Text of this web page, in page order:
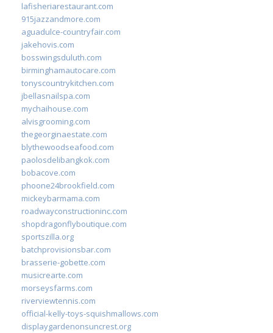
lafisheriarestaurant.com
915jazzandmore.com
aguadulce-countryfair.com
jakehovis.com
bosswingsduluth.com
birminghamautocare.com
tonyscountrykitchen.com
jbellasnailspa.com
mychaihouse.com
alvisgrooming.com
thegeorginaestate.com
blythewoodseafood.com
paolosdelibangkok.com
bobacove.com
phoone24brookfield.com
mickeybarmama.com
roadwayconstructioninc.com
shopdragonflyboutique.com
sportszilla.org
batchprovisionsbar.com
brasserie-gobette.com
musicrearte.com
morseysfarms.com
riverviewtennis.com
official-kelly-toys-squishmallows.com
displaygardenonsuncrest.org